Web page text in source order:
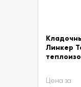
Линкер
Цена за